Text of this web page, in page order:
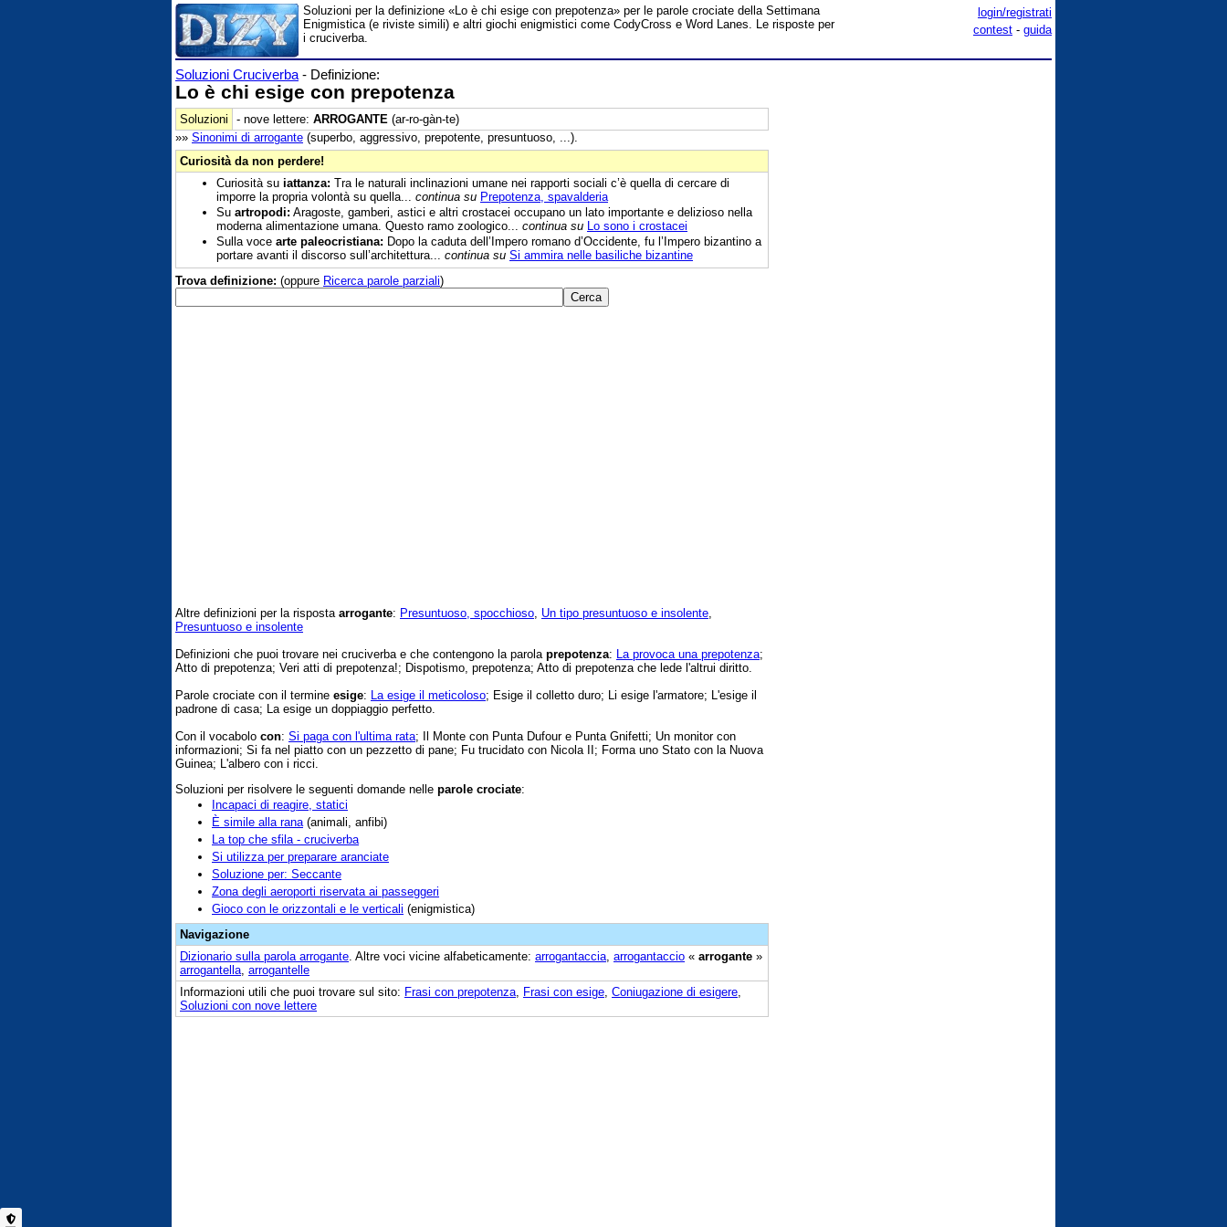
login/registrati
contest - guida
Soluzioni per la definizione «Lo è chi esige con prepotenza» per le parole crociate della Settimana
Enigmistica (e riviste simili) e altri giochi enigmistici come CodyCross e Word Lanes. Le risposte per
i cruciverba.
Soluzioni Cruciverba - Definizione:
Lo è chi esige con prepotenza
Soluzioni - nove lettere: ARROGANTE (ar-ro-gàn-te)
»» Sinonimi di arrogante (superbo, aggressivo, prepotente, presuntuoso, ...).
Curiosità da non perdere!
Curiosità su iattanza: Tra le naturali inclinazioni umane nei rapporti sociali c’è quella di cercare di
imporre la propria volontà su quella... continua su Prepotenza, spavalderia
Su artropodi: Aragoste, gamberi, astici e altri crostacei occupano un lato importante e delizioso nella
moderna alimentazione umana. Questo ramo zoologico... continua su Lo sono i crostacei
Sulla voce arte paleocristiana: Dopo la caduta dell’Impero romano d’Occidente, fu l’Impero bizantino a
portare avanti il discorso sull’architettura... continua su Si ammira nelle basiliche bizantine
Trova definizione: (oppure Ricerca parole parziali)
Altre definizioni per la risposta arrogante: Presuntuoso, spocchioso Un tipo presuntuoso e insolente
Presuntuoso e insolente
Definizioni che puoi trovare nei cruciverba e che contengono la parola prepotenza: La provoca una prepotenza;
Atto di prepotenza; Veri atti di prepotenza!; Dispotismo, prepotenza; Atto di prepotenza che lede l'altrui diritto.
Parole crociate con il termine esige: La esige il meticoloso; Esige il colletto duro; Li esige l'armatore; L'esige il
padrone di casa; La esige un doppiaggio perfetto.
Con il vocabolo con: Si paga con l'ultima rata; Il Monte con Punta Dufour e Punta Gnifetti; Un monitor con
informazioni; Si fa nel piatto con un pezzetto di pane; Fu trucidato con Nicola II; Forma uno Stato con la Nuova
Guinea; L'albero con i ricci.
Soluzioni per risolvere le seguenti domande nelle parole crociate:
Incapaci di reagire, statici
È simile alla rana (animali, anfibi)
La top che sfila - cruciverba
Si utilizza per preparare aranciate
Soluzione per: Seccante
Zona degli aeroporti riservata ai passeggeri
Gioco con le orizzontali e le verticali (enigmistica)
Navigazione
Dizionario sulla parola arrogante . Altre voci vicine alfabeticamente: arrogantaccia arrogantaccio « arrogante »
arrogantella arrogantelle
Informazioni utili che puoi trovare sul sito: Frasi con prepotenza Frasi con esige Coniugazione di esigere
Soluzioni con nove lettere